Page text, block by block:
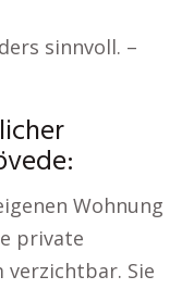
sinnvoll. –
Wohnung
private
Sie